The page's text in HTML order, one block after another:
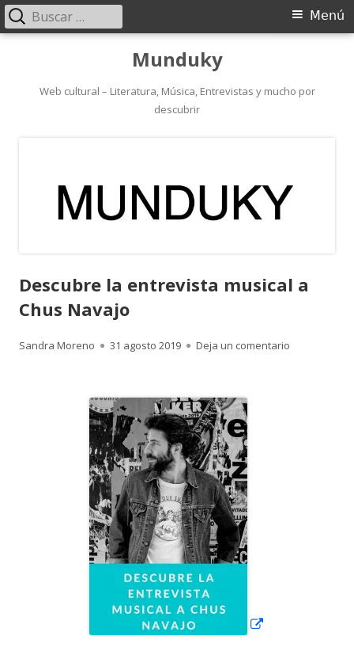
contenido
Munduky
Web cultural – Literatura, Música, Entrevistas y mucho por
descubrir
Menú
Menú
Buscar:
Descubre la entrevista musical a
Chus Navajo
Autor
Sandra Moreno
Publicado
31 agosto 2019 Deja un comentario